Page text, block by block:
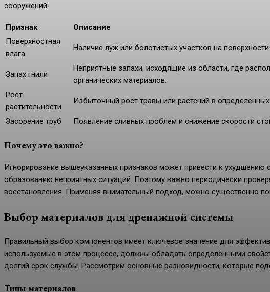
сооружений:
Признак
Описание
Поверхностная
влага
Наличие луж или болотистых участков на
Запах гнили
Неприятные запахи, исходящие из области, где
органических материалов.
Рост
растительности
Избыточный рост травы или растений в
Засорение труб Появление сливных проблем и снижение скорости
Почему это важно?
Игнорирование вышеуказанных признаков может привести к
образованию неприятных ситуаций. Поэтому важно периодически
восстановления. Применяя внимательный подход, можно существенно
Выбор материалов для дренажной системы
Правильный выбор компонентов имеет ключевое значение для
используемые в этом процессе, должны обладать определёнными
долгий срок службы. Рассмотрим основные разновидности, которые
Типы материалов